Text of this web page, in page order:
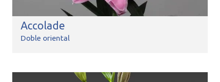
Accolade
Doble oriental